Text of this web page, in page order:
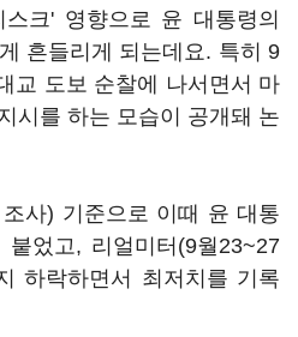
크' 영향으로 윤 대통령의
흔들리게 되는데요. 특히 9
교 도보 순찰에 나서면서 마
시를 하는 모습이 공개돼 논
사) 기준으로 이때 윤 대통
었고, 리얼미터(9월23~27
하락하면서 최저치를 기록